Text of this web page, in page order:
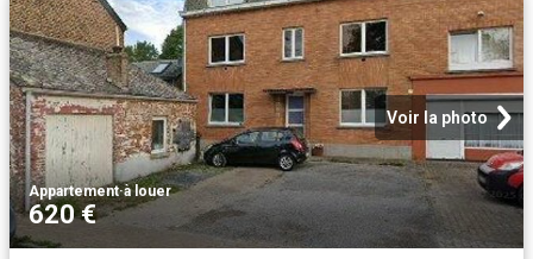
Voir la photo
Appartement·à louer
620 €